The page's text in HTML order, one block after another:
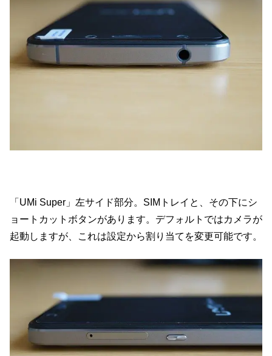
「UMi Super」左サイド部分。SIMトレイと、その下にシ
ョートカットボタンがあります。デフォルトではカメラが
起動しますが、これは設定から割り当てを変更可能です。